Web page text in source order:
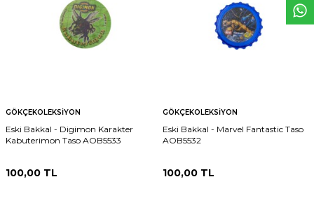
GÖKÇEKOLEKSIYON
Eski Bakkal - Digimon Karakter
Kabuterimon Taso AOB5533
100,00 TL
GÖKÇEKOLEKSIYON
Eski Bakkal - Marvel Fantastic Taso
AOB5532
100,00 TL